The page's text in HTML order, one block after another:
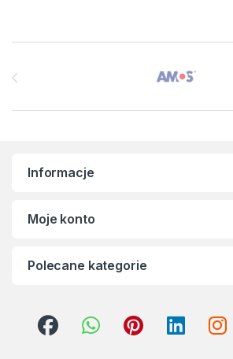
Informacje
Moje konto
Polecane kategorie